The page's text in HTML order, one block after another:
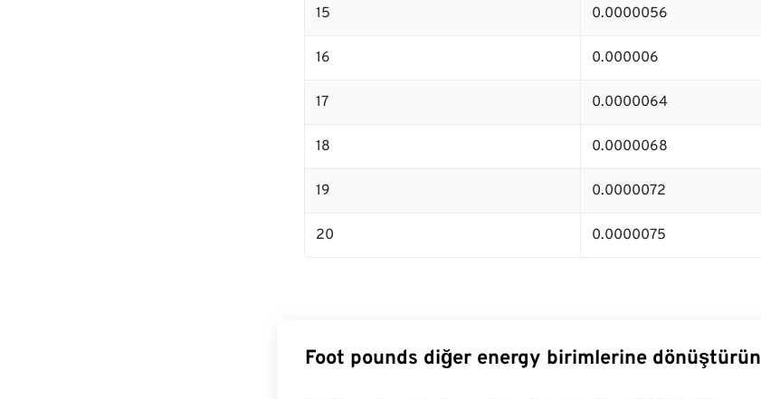
15 0.0000056
16 0.000006
17 0.0000064
18 0.0000068
19 0.0000072
20 0.0000075
Foot pounds diğer energy birimlerine dönüştürün